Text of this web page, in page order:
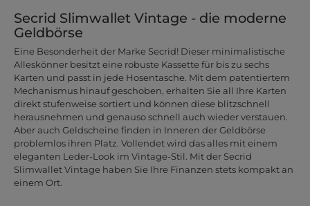
Secrid Slimwallet Vintage - die moderne
Geldbörse
Eine Besonderheit der Marke Secrid! Dieser minimalistische
Alleskönner besitzt eine robuste Kassette für bis zu sechs
Karten und passt in jede Hosentasche. Mit dem patentiertem
Mechanismus hinauf geschoben, erhalten Sie all Ihre Karten
direkt stufenweise sortiert und können diese blitzschnell
herausnehmen und genauso schnell auch wieder verstauen.
Aber auch Geldscheine finden in Inneren der Geldbörse
problemlos ihren Platz. Vollendet wird das alles mit einem
eleganten Leder-Look im Vintage-Stil. Mit der Secrid
Slimwallet Vintage haben Sie Ihre Finanzen stets kompakt an
einem Ort.